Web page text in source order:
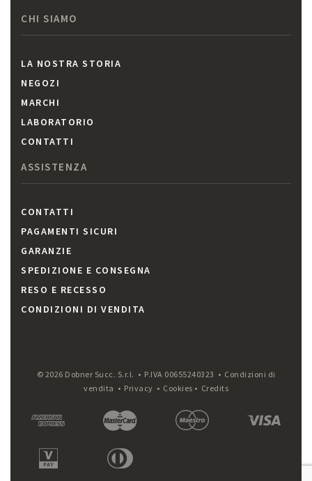
CHI SIAMO
LA NOSTRA STORIA
NEGOZI
MARCHI
LABORATORIO
CONTATTI
ASSISTENZA
CONTATTI
PAGAMENTI SICURI
GARANZIE
SPEDIZIONE E CONSEGNA
RESO E RECESSO
CONDIZIONI DI VENDITA
© 2026 Dobner Succ. S.r.l. • P.IVA 00655240323 • Condizioni di
vendita • Privacy • Cookies • Credits